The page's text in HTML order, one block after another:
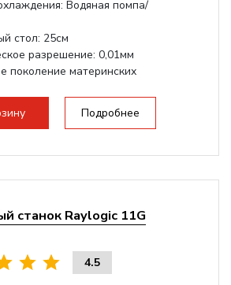
Водяная помпа/
стол: 25см
разрешение: 0,01мм
поколение материнских
Подробнее
станок Raylogic 11G
4.5